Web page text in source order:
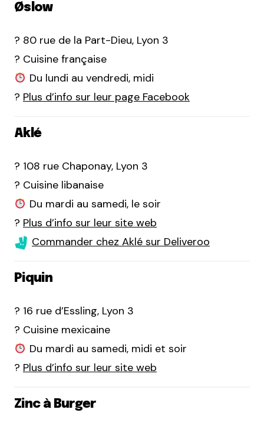
Øslow
? 80 rue de la Part-Dieu, Lyon 3
? Cuisine française
Du lundi au vendredi, midi
? Plus d’info sur leur page Facebook
Aklé
? 108 rue Chaponay, Lyon 3
? Cuisine libanaise
Du mardi au samedi, le soir
? Plus d’info sur leur site web
Commander chez Aklé sur Deliveroo
Piquin
? 16 rue d’Essling, Lyon 3
? Cuisine mexicaine
Du mardi au samedi, midi et soir
? Plus d’info sur leur site web
Zinc à Burger